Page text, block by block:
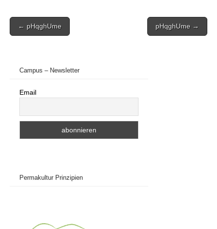
Post
navigation
← pHqghUme pHqghUme →
Campus – Newsletter
Email
Permakultur Prinzipien